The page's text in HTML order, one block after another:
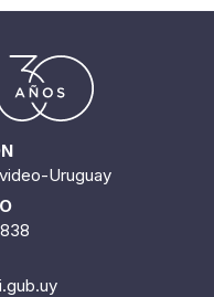
Uruguay